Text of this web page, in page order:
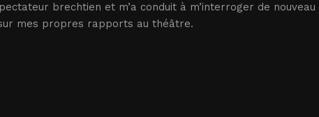
brechtien et m’a conduit à m’interroger de
mes propres rapports au théâtre.